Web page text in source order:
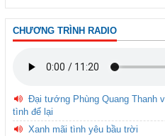
CHƯƠNG TRÌNH RADIO
Đại tướng Phùng Quang Thanh
tình để lại
Xanh mãi tình yêu bầu trời